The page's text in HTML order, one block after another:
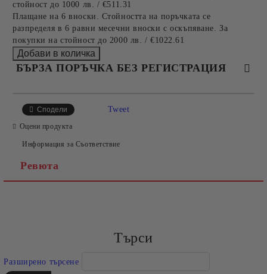
стойност до 1000 лв. / €511.31
Плащане на 6 вноски. Стойността на поръчката се
разпределя в 6 равни месечни вноски с оскъпяване. За
покупки на стойност до 2000 лв. / €1022.61
БЪРЗА ПОРЪЧКА БЕЗ РЕГИСТРАЦИЯ
Сподели Tweet
Оцени продукта
Информация за Съответствие
Ревюта
Търси
Разширено търсене